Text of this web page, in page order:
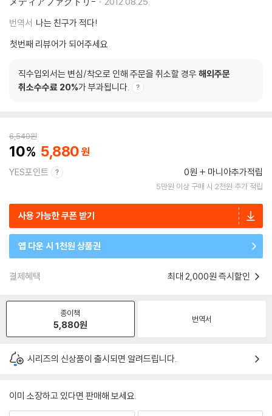
번역서 나는 친구가 적다!
첫번째 리뷰어가 되어주세요
직수입외서는 변심/착오로 인해 주문을 취소할 경우 해외주문
취소수수료 20%가 부과됩니다.
6,540원
10 5,880
YES포인트 0원 마니아추가적립
5만원 이상 구매 시 2천원 추가 적립
사용 가능한 쿠폰 받기
앱 다운 시 1천원 상품권
결제혜택 최대 2,000원 즉시할인
종이책
5,880원 번역서
시리즈의 신상품이 출시되면 알려드립니다.
이미 소장하고 있다면 판매해 보세요.